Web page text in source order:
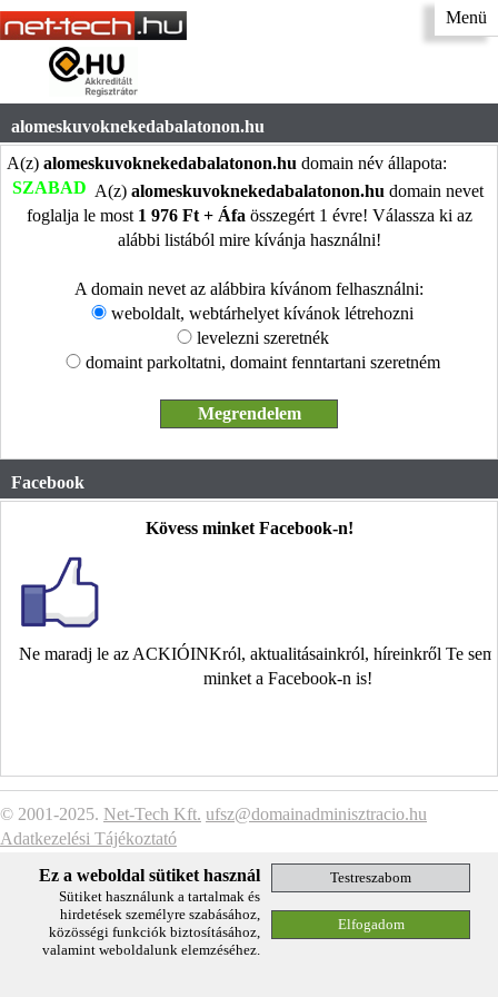
Menü
alomeskuvoknekedabalatonon.hu
A(z) alomeskuvoknekedabalatonon.hu domain név állapota:
SZABAD A(z) alomeskuvoknekedabalatonon.hu domain nevet
foglalja le most 1 976 Ft + Áfa összegért 1 évre! Válassza ki az
alábbi listából mire kívánja használni!
A domain nevet az alábbira kívánom felhasználni:
weboldalt, webtárhelyet kívánok létrehozni
levelezni szeretnék
domaint parkoltatni, domaint fenntartani szeretném
Facebook
Kövess minket Facebook-n!
Ne maradj le az ACKIÓINKról, aktualitásainkról, híreinkről Te
minket a Facebook-n is!
© 2001-2025. Net-Tech Kft. ufsz@domainadminisztracio.hu
Adatkezelési Tájékoztató
Ez a weboldal sütiket használ
Sütiket használunk a tartalmak és
hirdetések személyre szabásához,
közösségi funkciók biztosításához,
valamint weboldalunk elemzéséhez.